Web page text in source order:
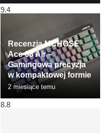
9.4
Recenzja MCHOSE
Ace 68 Air –
Gamingowa precyzja
w kompaktowej formie
2 miesiące temu
8.8